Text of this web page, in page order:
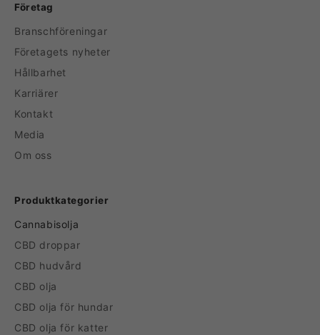
Företag
Branschföreningar
Företagets nyheter
Hållbarhet
Karriärer
Kontakt
Media
Om oss
Produktkategorier
Cannabisolja
CBD droppar
CBD hudvård
CBD olja
CBD olja för hundar
CBD olja för katter